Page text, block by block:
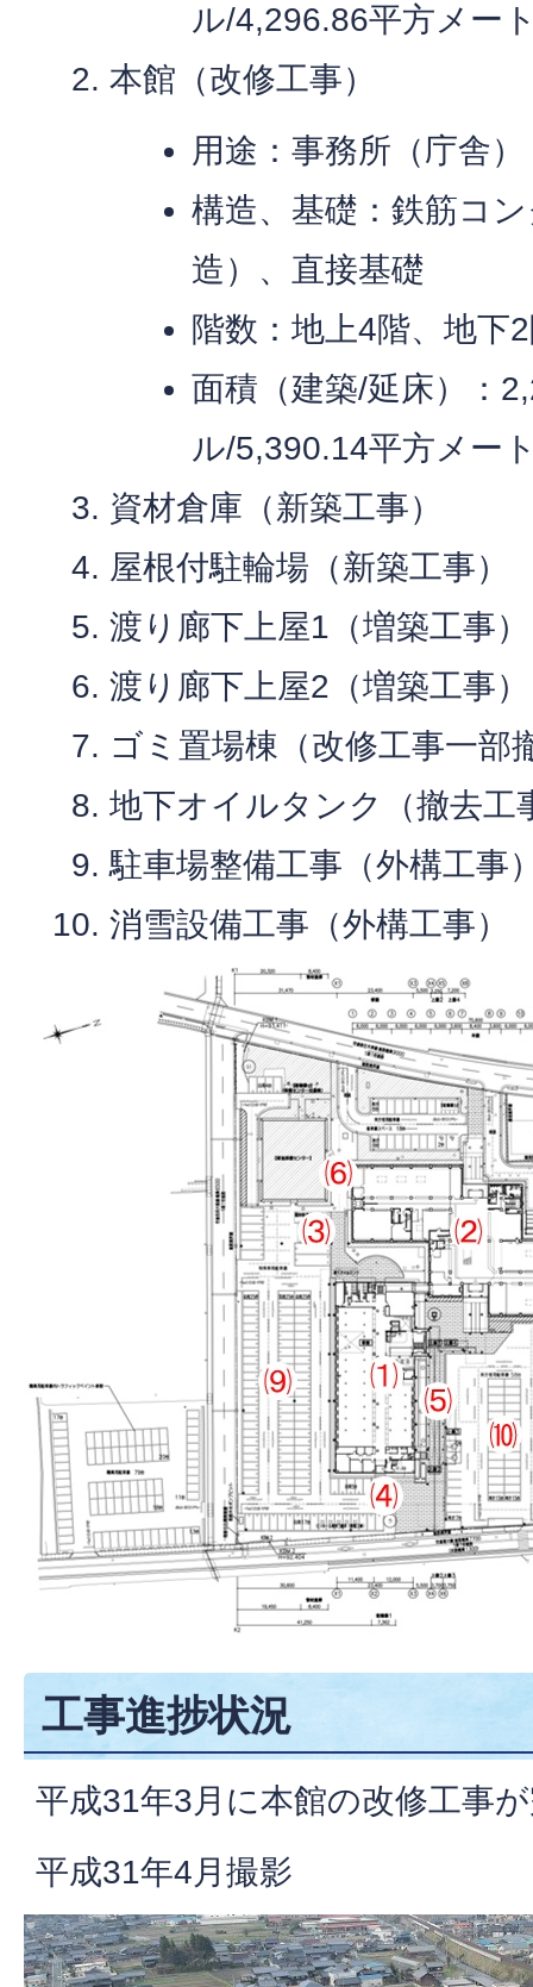
ル/4,296.86平方メー
本館（改修工事）
用途：事務所（庁舎）
構造、基礎：鉄筋コ
造）、直接基礎
階数：地上4階、地下
面積（建築/延床）：
ル/5,390.14平方メー
資材倉庫（新築工事）
屋根付駐輪場（新築工事）
渡り廊下上屋1（増築工事）
渡り廊下上屋2（増築工事）
ゴミ置場棟（改修工事一部
地下オイルタンク（撤去工
駐車場整備工事（外構工事
消雪設備工事（外構工事）
工事進捗状況
平成31年3月に本館の改修工事
平成31年4月撮影